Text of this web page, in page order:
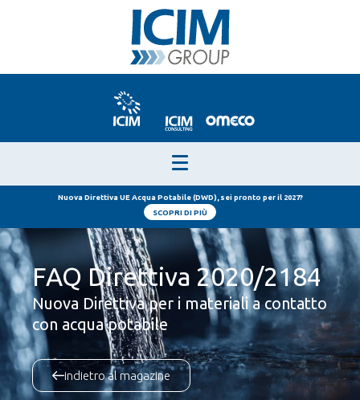
Nuova Direttiva UE Acqua Potabile (DWD), sei pronto per il 2027?
SCOPRI DI PIÙ
FAQ Direttiva 2020/2184
Nuova Direttiva per i materiali a contatto
con acqua potabile
indietro al magazine